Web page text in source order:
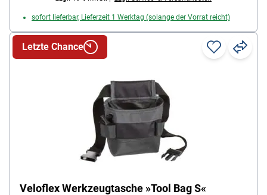
sofort lieferbar, Lieferzeit 1 Werktag (solange der Vorrat reicht)
Veloflex Werkzeugtasche »Tool Bag S«
Letzte Chance